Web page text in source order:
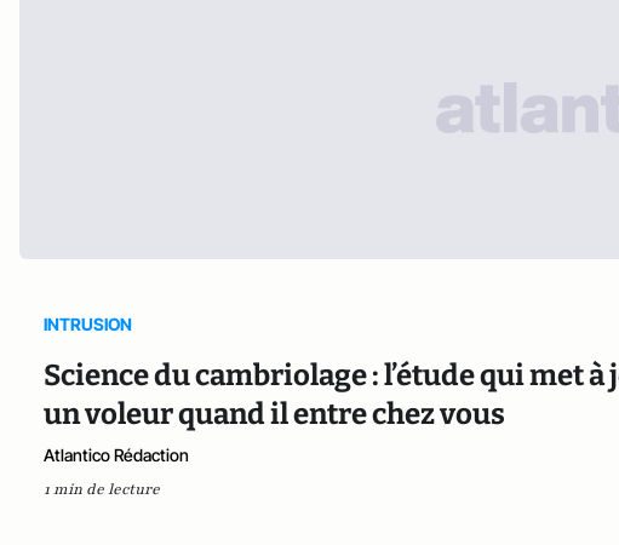
INTRUSION
Science du cambriolage : l’étude qui met
un voleur quand il entre chez vous
Atlantico Rédaction
1 min de lecture